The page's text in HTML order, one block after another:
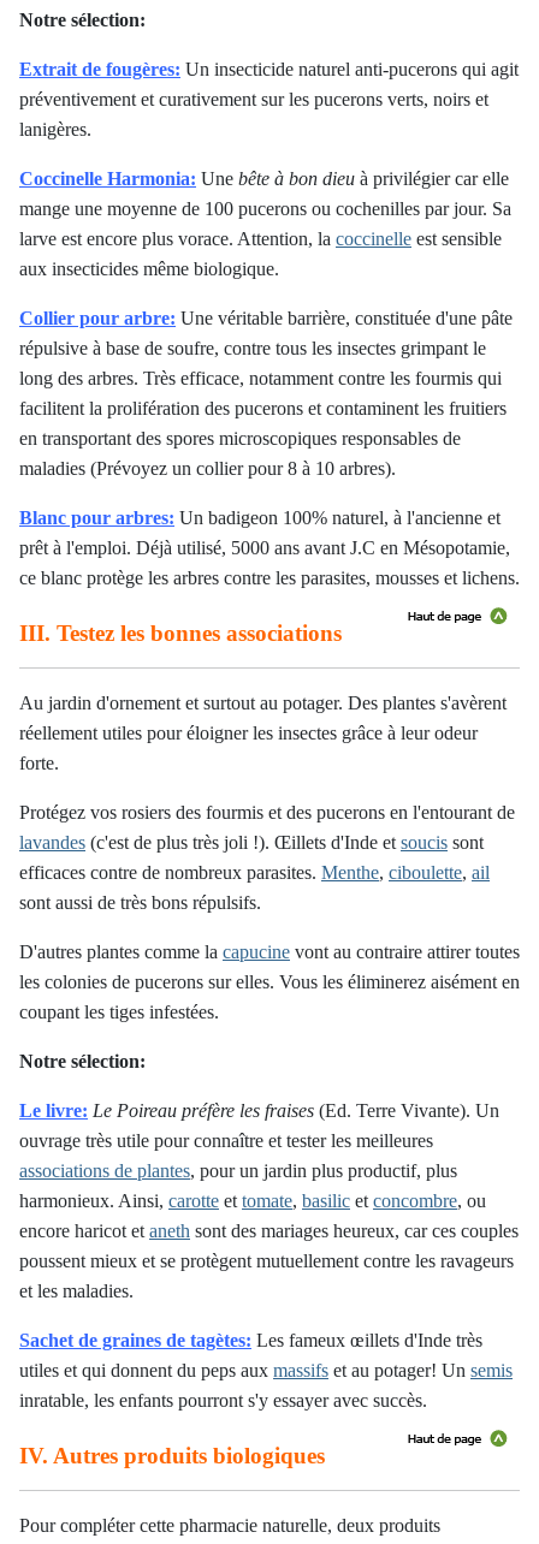
Notre sélection:
Extrait de fougères: Un insecticide naturel anti-pucerons qui agit
préventivement et curativement sur les pucerons verts, noirs et
lanigères.
Coccinelle Harmonia: Une bête à bon dieu à privilégier car elle
mange une moyenne de 100 pucerons ou cochenilles par jour. Sa
larve est encore plus vorace. Attention, la coccinelle est sensible
aux insecticides même biologique.
Collier pour arbre: Une véritable barrière, constituée d'une pâte
répulsive à base de soufre, contre tous les insectes grimpant le
long des arbres. Très efficace, notamment contre les fourmis qui
facilitent la prolifération des pucerons et contaminent les fruitiers
en transportant des spores microscopiques responsables de
maladies (Prévoyez un collier pour 8 à 10 arbres).
Blanc pour arbres: Un badigeon 100% naturel, à l'ancienne et
prêt à l'emploi. Déjà utilisé, 5000 ans avant J.C en Mésopotamie,
ce blanc protège les arbres contre les parasites, mousses et lichens.
III. Testez les bonnes associations
Au jardin d'ornement et surtout au potager. Des plantes s'avèrent
réellement utiles pour éloigner les insectes grâce à leur odeur
forte.
Protégez vos rosiers des fourmis et des pucerons en l'entourant de
lavandes (c'est de plus très joli !). Œillets d'Inde et soucis sont
efficaces contre de nombreux parasites. Menthe, ciboulette, ail
sont aussi de très bons répulsifs.
D'autres plantes comme la capucine vont au contraire attirer toutes
les colonies de pucerons sur elles. Vous les éliminerez aisément en
coupant les tiges infestées.
Notre sélection:
Le livre: Le Poireau préfère les fraises (Ed. Terre Vivante). Un
ouvrage très utile pour connaître et tester les meilleures
associations de plantes, pour un jardin plus productif, plus
harmonieux. Ainsi, carotte et tomate, basilic et concombre, ou
encore haricot et aneth sont des mariages heureux, car ces couples
poussent mieux et se protègent mutuellement contre les ravageurs
et les maladies.
Sachet de graines de tagètes: Les fameux œillets d'Inde très
utiles et qui donnent du peps aux massifs et au potager! Un semis
inratable, les enfants pourront s'y essayer avec succès.
IV. Autres produits biologiques
Pour compléter cette pharmacie naturelle, deux produits